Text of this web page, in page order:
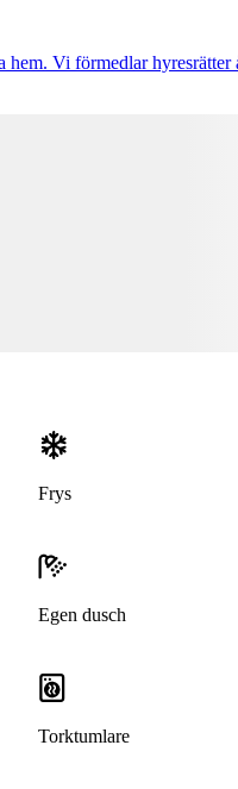
Vi förmedlar hyresrätter
Frys
Egen dusch
Torktumlare